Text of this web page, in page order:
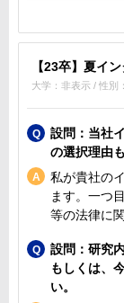
【23卒】夏イ
大学：非表示 / 性別
設問：当社
の選択理由
私が貴社の
ます。一つ
等の法律に
設問：研究
もしくは、
い。